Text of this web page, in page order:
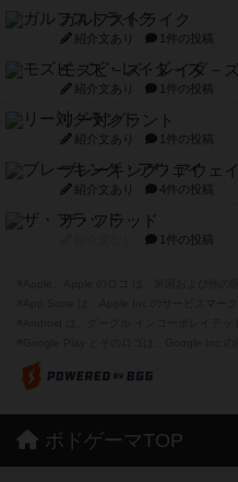
ガルフストライク
紹介文あり 1件の投稿
モズビ－ズ・レイダ－ズ
紹介文あり 1件の投稿
リー対グラント
紹介文あり 1件の投稿
ブレーキング・アウェイ
紹介文あり 4件の投稿
ザ・フラッド
1件の投稿
ボドゲーマTOP